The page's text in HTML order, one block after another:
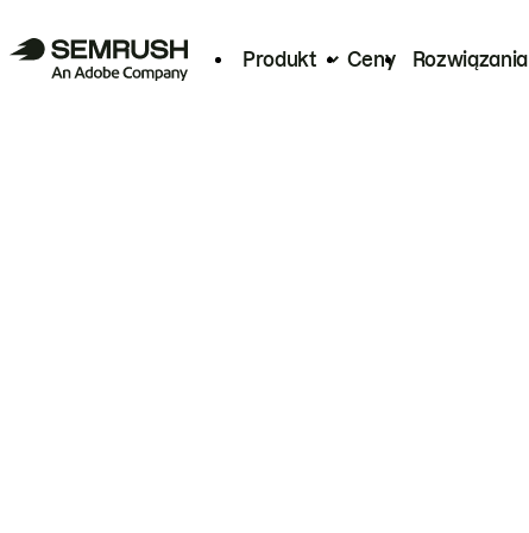
Produkt Ceny Rozwiązania